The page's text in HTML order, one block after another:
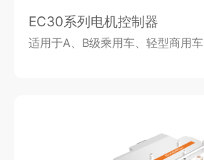
EC30系列电机控制器
适用于A、B级乘用车、轻型商用车